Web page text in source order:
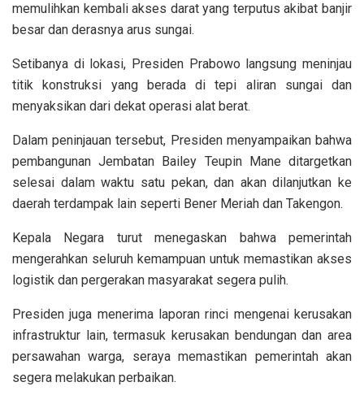
memulihkan kembali akses darat yang terputus akibat banjir
besar dan derasnya arus sungai.
Setibanya di lokasi, Presiden Prabowo langsung meninjau
titik konstruksi yang berada di tepi aliran sungai dan
menyaksikan dari dekat operasi alat berat.
Dalam peninjauan tersebut, Presiden menyampaikan bahwa
pembangunan Jembatan Bailey Teupin Mane ditargetkan
selesai dalam waktu satu pekan, dan akan dilanjutkan ke
daerah terdampak lain seperti Bener Meriah dan Takengon.
Kepala Negara turut menegaskan bahwa pemerintah
mengerahkan seluruh kemampuan untuk memastikan akses
logistik dan pergerakan masyarakat segera pulih.
Presiden juga menerima laporan rinci mengenai kerusakan
infrastruktur lain, termasuk kerusakan bendungan dan area
persawahan warga, seraya memastikan pemerintah akan
segera melakukan perbaikan.